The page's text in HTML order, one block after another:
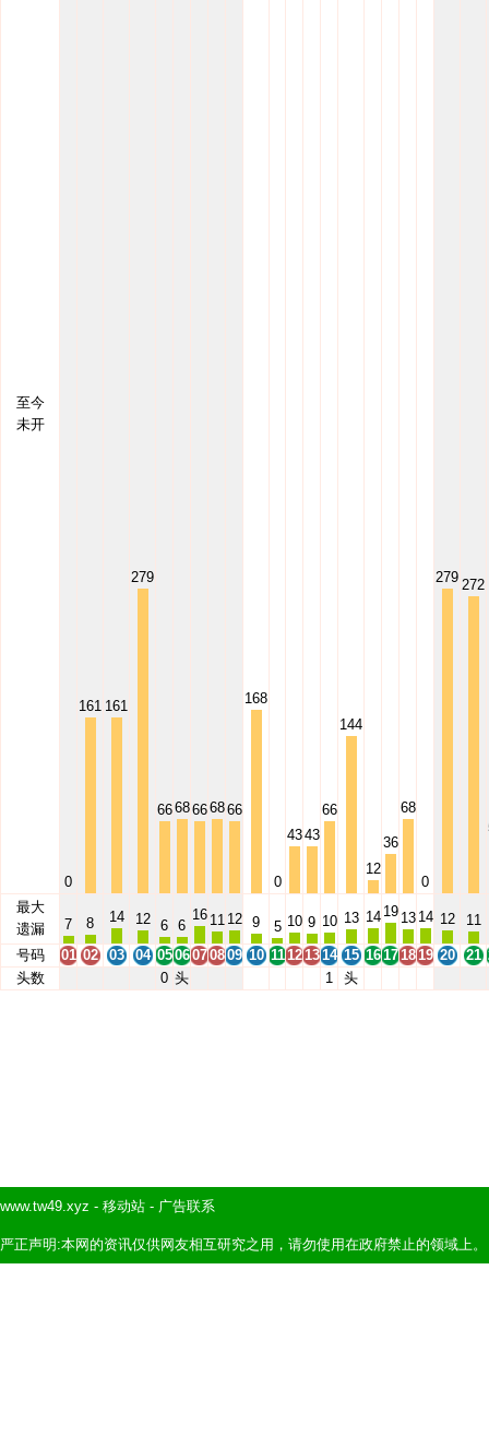
至今
未开
0
161 161
279
6668666866
168
0
4343
66
144
12
36
68
0
279 272
最大
遗漏
7 8 14 12 6 6
16 11 12 9 5 10 9 10 13 14 19 13 14 12 11
号码 01 02 03 04 0506070809 10 11121314 15 16171819 20 21
头数
0 头 1 头
www.tw49.xyz - 移动站 - 广告联系
严正声明:本网的资讯仅供网友相互研究之用，请勿使用在政府禁止的领域上。